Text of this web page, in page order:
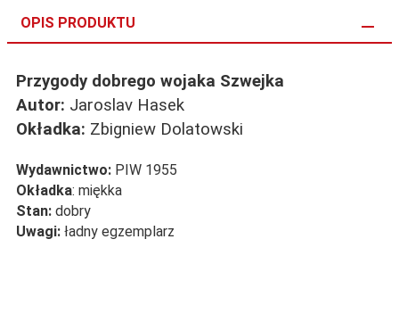
OPIS PRODUKTU
Przygody dobrego wojaka Szwejka
Autor: Jaroslav Hasek
Okładka: Zbigniew Dolatowski
Wydawnictwo: PIW 1955
Okładka: miękka
Stan: dobry
Uwagi: ładny egzemplarz